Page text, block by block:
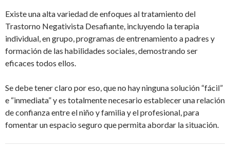
Existe una alta variedad de enfoques al tratamiento del
Trastorno Negativista Desafiante, incluyendo la terapia
individual, en grupo, programas de entrenamiento a padres y
formación de las habilidades sociales, demostrando ser
eficaces todos ellos.
Se debe tener claro por eso, que no hay ninguna solución “fácil”
e “inmediata” y es totalmente necesario establecer una relación
de confianza entre el niño y familia y el profesional, para
fomentar un espacio seguro que permita abordar la situación.